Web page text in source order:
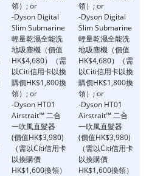
領）; or
-Dyson Digital
Slim Submarine
輕量乾濕全能洗
地吸塵機（價值
HK$4,680）（需
以Citi信用卡以換
購價HK$1,800換
領）; or
-Dyson HT01
Airstrait™ 二合
一吹風直髮器
(價值HK$3,980)
（需以Citi信用卡
以換購價
HK$1,600換領）
領）; or
-Dyson Digital
Slim Submarine
輕量乾濕全能洗
地吸塵機（價值
HK$4,680）（需
以Citi信用卡以換
購價HK$1,800換
領）; or
-Dyson HT01
Airstrait™ 二合
一吹風直髮器
(價值HK$3,980)
（需以Citi信用卡
以換購價
HK$1,600換領）